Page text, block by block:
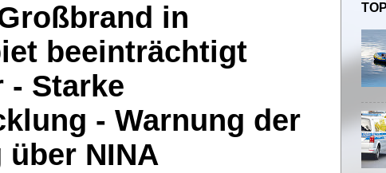
in
beeinträchtigt
- Starke
- Warnung der
NINA